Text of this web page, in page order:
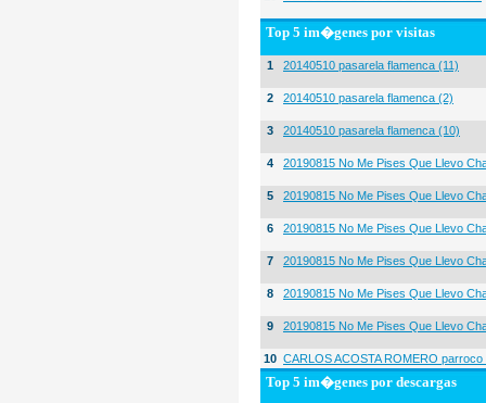
Top 5 im�genes por visitas
1 20140510 pasarela flamenca (11)
2 20140510 pasarela flamenca (2)
3 20140510 pasarela flamenca (10)
4 20190815 No Me Pises Que Llevo
5 20190815 No Me Pises Que Llevo
6 20190815 No Me Pises Que Llevo
7 20190815 No Me Pises Que Llevo
8 20190815 No Me Pises Que Llevo
9 20190815 No Me Pises Que Llevo
10 CARLOS ACOSTA ROMERO
Top 5 im�genes por descargas